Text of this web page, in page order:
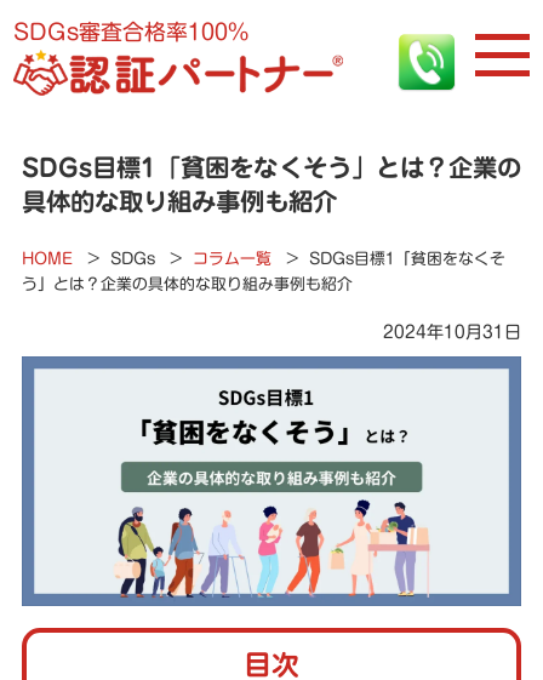
SDGs審査合格率100%
SDGs目標1「貧困をなくそう」とは？企業の
具体的な取り組み事例も紹介
HOME > SDGs > コラム一覧 >
SDGs目標1「貧困をなくそ
う」とは？企業の具体的な取り組み事例も紹介
2024年10月31日
目次